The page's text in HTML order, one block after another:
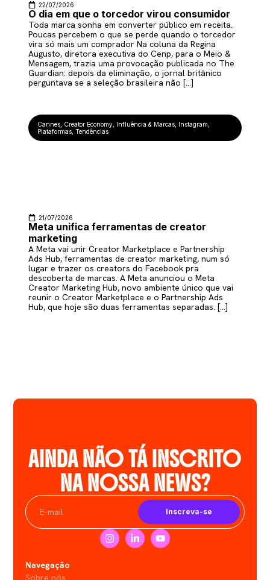
22/07/2026
O dia em que o torcedor virou consumidor
Toda marca sonha em converter público em receita.
Poucas percebem o que se perde quando o torcedor
vira só mais um comprador Na coluna da Regina
Augusto, diretora executiva do Cenp, para o Meio &
Mensagem, trazia uma provocação publicada no The
Guardian: depois da eliminação, o jornal britânico
perguntava se a seleção brasileira não […]
Cannes Creator Economy Influência & Marcas Instagram
Plataformas ,Tendências
21/07/2026
Meta unifica ferramentas de creator
marketing
A Meta vai unir Creator Marketplace e Partnership
Ads Hub, ferramentas de creator marketing, num só
lugar e trazer os creators do Facebook pra
descoberta de marcas. A Meta anunciou o Meta
Creator Marketing Hub, novo ambiente único que vai
reunir o Creator Marketplace e o Partnership Ads
Hub, que hoje são duas ferramentas separadas. […]
AINDA NÃO TÁ INSCRITO
NA NOSSA NEWS?
Inscreva-se
Navegação
Sobre nós